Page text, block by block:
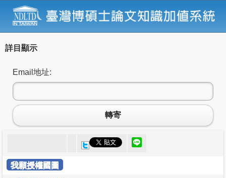
詳目顯示
Email地址:
轉寄
我願授權國圖